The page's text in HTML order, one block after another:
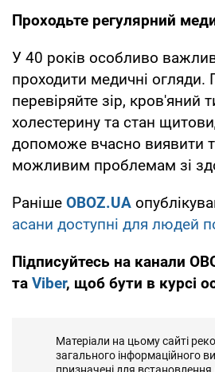
Проходьте регулярний
У 40 років особливо
проходити медичні огляди.
перевіряйте зір, кров'яний
холестерину та стан
допоможе вчасно виявити
можливим проблемам зі
Раніше OBOZ.UA
асани доступні для людей
Підписуйтесь на канали
та Viber, щоб бути в курсі
Матеріали на цьому сайті
загального інформаційного
призначені для встановлення